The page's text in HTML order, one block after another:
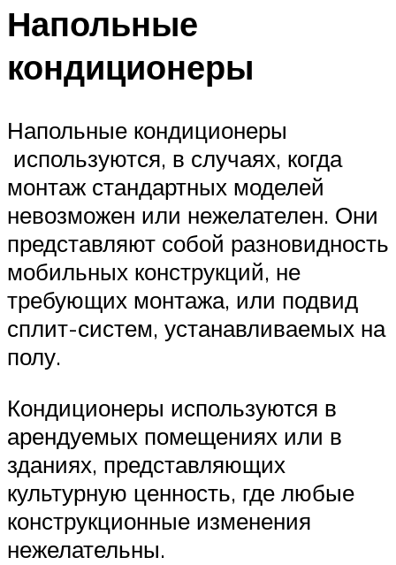
Напольные
кондиционеры
Напольные кондиционеры
используются, в случаях, когда
монтаж стандартных моделей
невозможен или нежелателен. Они
представляют собой разновидность
мобильных конструкций, не
требующих монтажа, или подвид
сплит-систем, устанавливаемых на
полу.
Кондиционеры используются в
арендуемых помещениях или в
зданиях, представляющих
культурную ценность, где любые
конструкционные изменения
нежелательны.